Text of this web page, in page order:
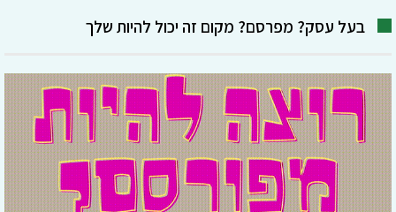
בעל עסק? מפרסם? מקום זה יכול להיות שלך